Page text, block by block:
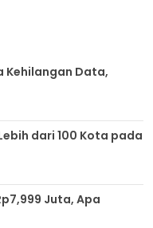
Kehilangan Data,
dari 100 Kota pada
Juta, Apa